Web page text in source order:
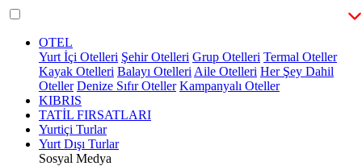
OTEL
Yurt İçi Otelleri Şehir Otelleri Grup Otelleri Termal Oteller
Kayak Otelleri Balayı Otelleri Aile Otelleri Her Şey Dahil
Oteller Denize Sıfır Oteller Kampanyalı Oteller
KIBRIS
TATİL FIRSATLARI
Yurtiçi Turlar
Yurt Dışı Turlar
Sosyal Medya